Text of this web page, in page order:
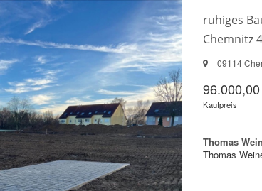
ruhiges
Chemnitz
09114
Kaufpreis
Thomas
Thomas